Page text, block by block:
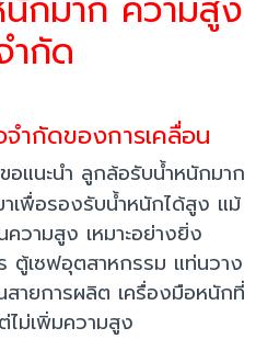
ำกัด
ำกัดของการเคลื่อน
แนะนำ ลูกล้อรับน้ำหนักมาก
เพื่อรองรับน้ำหนักได้สูง แม้
วามสูง เหมาะอย่างยิ่ง
ตู้เซฟอุตสาหกรรม แท่นวาง
ายการผลิต เครื่องมือหนักที่
ม่เพิ่มความสูง